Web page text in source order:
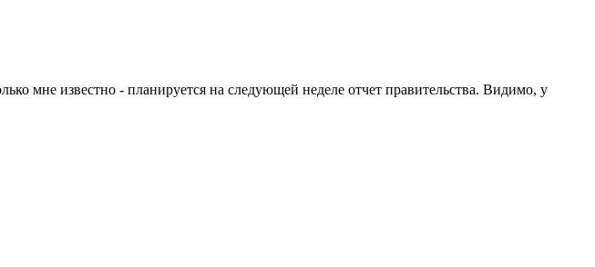
мне известно - планируется на следующей неделе отчет правительства. Видимо, у